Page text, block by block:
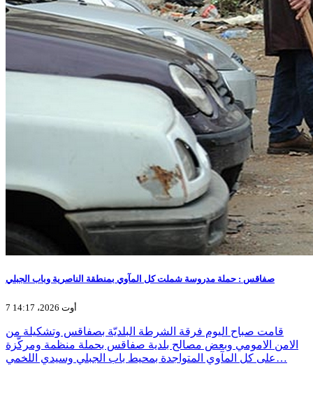
صفاقس : حملة مدروسة شملت كل المآوي بمنطقة الناصرية وباب الجبلي
7 أوت 2026، 14:17
قامت صباح اليوم فرقة الشرطة البلديّة بصفاقس وتشكيلة من
الامن الامومي وبعض مصالح بلدية صفاقس بحملة منظمة ومركّزة
على كل المآوي المتواجدة بمحيط باب الجبلي وسيدي اللخمي…